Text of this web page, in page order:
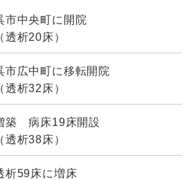
市中央町に開院
（透析20床）
市広中町に移転開院
（透析32床）
築 病床19床開設
（透析38床）
析59床に増床